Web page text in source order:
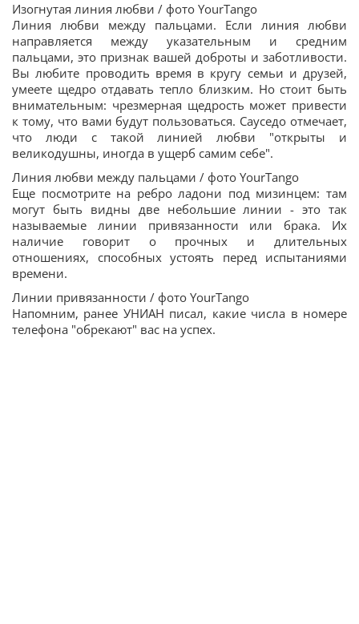
Изогнутая линия любви / фото YourTango
Линия любви между пальцами. Если линия любви
направляется между указательным и средним
пальцами, это признак вашей доброты и заботливости.
Вы любите проводить время в кругу семьи и друзей,
умеете щедро отдавать тепло близким. Но стоит быть
внимательным: чрезмерная щедрость может привести
к тому, что вами будут пользоваться. Сауседо отмечает,
что люди с такой линией любви "открыты и
великодушны, иногда в ущерб самим себе".
Линия любви между пальцами / фото YourTango
Еще посмотрите на ребро ладони под мизинцем: там
могут быть видны две небольшие линии - это так
называемые линии привязанности или брака. Их
наличие говорит о прочных и длительных
отношениях, способных устоять перед испытаниями
времени.
Линии привязанности / фото YourTango
Напомним, ранее УНИАН писал, какие числа в номере
телефона "обрекают" вас на успех.